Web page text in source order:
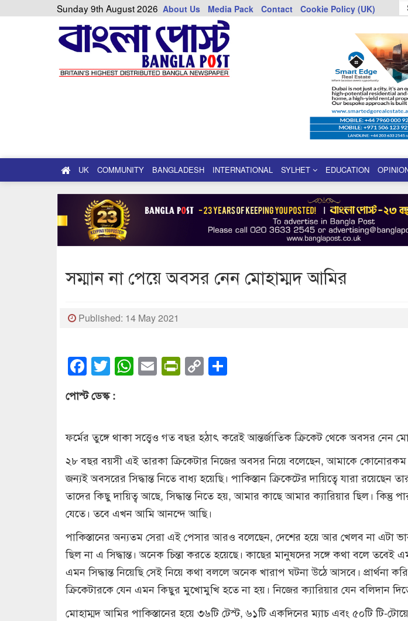
Sunday 9th August 2026 About Us Media Pack Contact Cookie Policy (UK)
UK COMMUNITY BANGLADESH INTERNATIONAL SYLHET EDUCATION
সম্মান না পেয়ে অবসর নেন মোহাম্মদ আমির
Published: 14 May 2021
Facebook
Twitter
WhatsApp
EmailPrintFriendly
Copy
Link
পোস্ট ডেস্ক :
ফর্মের তুঙ্গে থাকা সত্ত্বেও গত বছর হঠাৎ করেই আন্তর্জাতিক ক্রিকেট থেকে অবসর নেন
২৮ বছর বয়সী এই তারকা ক্রিকেটার নিজের অবসর নিয়ে বলেছেন, আমাকে কোনোরকম
জন্যই অবসরের সিদ্ধান্ত নিতে বাধ্য হয়েছি। পাকিস্তান ক্রিকেটের দায়িত্বে যারা রয়েছেন
তাদের কিছু দায়িত্ব আছে, সিদ্ধান্ত নিতে হয়, আমার কাছে আমার ক্যারিয়ার ছিল। কিন্তু
যেতে। তবে এখন আমি আনন্দে আছি।
পাকিস্তানের অন্যতম সেরা এই পেসার আরও বলেছেন, দেশের হয়ে আর খেলব না এটা
ছিল না এ সিদ্ধান্ত। অনেক চিন্তা করতে হয়েছে। কাছের মানুষদের সঙ্গে কথা বলে তবেই
এমন সিদ্ধান্ত নিয়েছি সেই নিয়ে কথা বললে অনেক খারাপ ঘটনা উঠে আসবে। প্রার্থনা
ক্রিকেটারকে যেন এমন কিছুর মুখোমুখি হতে না হয়। নিজের ক্যারিয়ার যেন বলিদান
মোহাম্মদ আমির পাকিস্তানের হয়ে ৩৬টি টেস্ট, ৬১টি একদিনের ম্যাচ এবং ৫০টি টি-